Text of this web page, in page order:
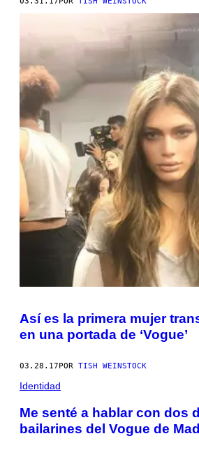
Así es la primera mujer
en una portada de ‘Vogue’
03.28.17 POR TISH WEINSTOCK
Identidad
Me senté a hablar con dos
bailarines del Vogue de